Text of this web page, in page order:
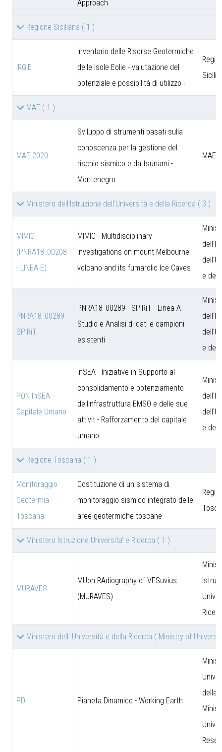
Approach
Regione Siciliana ( 1 )
IRGIE
Inventario delle Risorse Geotermiche
delle Isole Eolie - valutazione del
potenziale e possibilità di utilizzo -
MAE ( 1 )
MAE 2020
Sviluppo di strumenti basati sulla
conoscenza per la gestione del
rischio sismico e da tsunami -
Montenegro
MAE
Ministero dell'Istruzione dell'Università e della Ricerca ( 3 )
MIMIC
(PNRA18_00208
- LINEA E)
MIMIC - Multidisciplinary
Investigations on mount Melbourne
volcano and its fumarolic Ice Caves
e
PNRA18_00289 -
SPIRiT
PNRA18_00289 - SPIRiT - Linea A
Studio e Analisi di dati e campioni
esistenti
e
PON InSEA -
Capitale Umano
InSEA - Iniziative in Supporto al
consolidamento e potenziamento
dellinfrastruttura EMSO e delle sue
attivit - Rafforzamento del capitale
umano
e
Regione Toscana ( 1 )
Monitoraggio
Geotermia
Toscana
Costituzione di un sistema di
monitoraggio sismico integrato delle
aree geotermiche toscane
Ministero Istruzione Universita' e Ricerca ( 1 )
MURAVES
MUon RAdiography of VESuvius
(MURAVES)
Ministero dell' Università e della Ricerca ( Ministry of
PD Pianeta Dinamico - Working Earth
della